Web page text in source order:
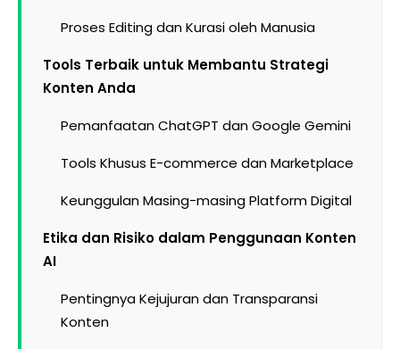
Proses Editing dan Kurasi oleh Manusia
Tools Terbaik untuk Membantu Strategi
Konten Anda
Pemanfaatan ChatGPT dan Google Gemini
Tools Khusus E-commerce dan Marketplace
Keunggulan Masing-masing Platform Digital
Etika dan Risiko dalam Penggunaan Konten
AI
Pentingnya Kejujuran dan Transparansi
Konten